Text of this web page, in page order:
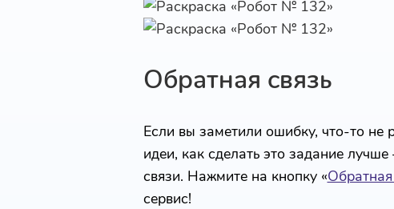
Обратная связь
Если вы заметили ошибку, что-то не
идеи, как сделать это задание
связи. Нажмите на кнопку «Обратная
сервис!